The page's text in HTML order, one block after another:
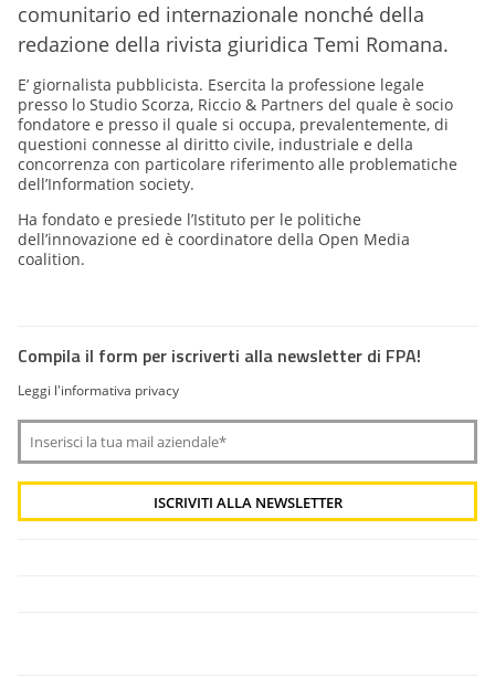
comunitario ed internazionale nonché della
redazione della rivista giuridica Temi Romana.
E’ giornalista pubblicista. Esercita la professione legale
presso lo Studio Scorza, Riccio & Partners del quale è socio
fondatore e presso il quale si occupa, prevalentemente, di
questioni connesse al diritto civile, industriale e della
concorrenza con particolare riferimento alle problematiche
dell’Information society.
Ha fondato e presiede l’Istituto per le politiche
dell’innovazione ed è coordinatore della Open Media
coalition.
Compila il form per iscriverti alla newsletter di FPA!
Leggi l'informativa privacy